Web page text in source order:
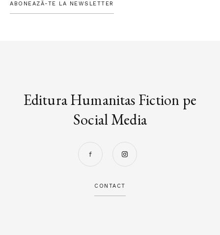
ABONEAZĂ-TE LA NEWSLETTER
Editura Humanitas Fiction pe
Social Media
CONTACT